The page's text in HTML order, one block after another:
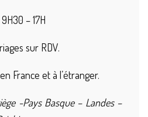
– 17H
sur RDV.
France et à l’étranger.
-Pays Basque – Landes –